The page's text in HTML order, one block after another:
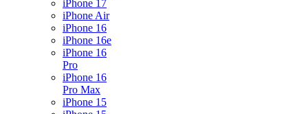
iPhone 17
iPhone Air
iPhone 16
iPhone 16e
iPhone 16
Pro
iPhone 16
Pro Max
iPhone 15